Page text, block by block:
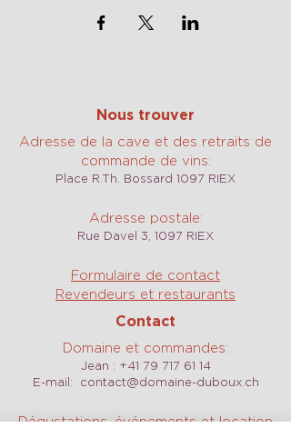
Nous trouver
Adresse de la cave et des retraits de
commande de vins:
Place R.Th. Bossard 1097 RIEX
Adresse postale:
Rue Davel 3, 1097 RIEX
Formulaire de contact
Revendeurs et restaurants
Contact
Domaine et commandes:
Jean : +41 79 717 61 14
E-mail:
contact@domaine-duboux.ch
Dégustations, événements et location